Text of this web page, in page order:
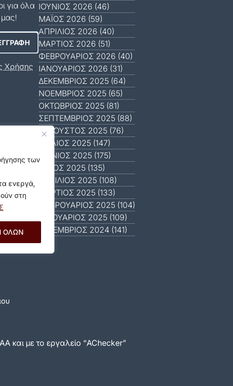
των
ενεργά,
στη
ΟΛΩΝ
για όλα
Χρήσης.
ΙΟΎΝΙΟΣ 2026 (46)
ΜΆΙΟΣ 2026 (59)
ΑΠΡΊΛΙΟΣ 2026 (40)
ΜΆΡΤΙΟΣ 2026 (51)
ΦΕΒΡΟΥΆΡΙΟΣ 2026 (40)
ΙΑΝΟΥΆΡΙΟΣ 2026 (31)
ΔΕΚΈΜΒΡΙΟΣ 2025 (64)
ΝΟΈΜΒΡΙΟΣ 2025 (65)
ΟΚΤΏΒΡΙΟΣ 2025 (81)
ΣΕΠΤΈΜΒΡΙΟΣ 2025 (88)
ΑΎΓΟΥΣΤΟΣ 2025 (76)
ΙΟΎΛΙΟΣ 2025 (147)
ΙΟΎΝΙΟΣ 2025 (175)
ΜΆΙΟΣ 2025 (135)
ΑΠΡΊΛΙΟΣ 2025 (108)
ΜΆΡΤΙΟΣ 2025 (133)
ΦΕΒΡΟΥΆΡΙΟΣ 2025 (104)
ΙΑΝΟΥΆΡΙΟΣ 2025 (109)
ΔΕΚΈΜΒΡΙΟΣ 2024 (141)
και με το εργαλείο “AChecker”